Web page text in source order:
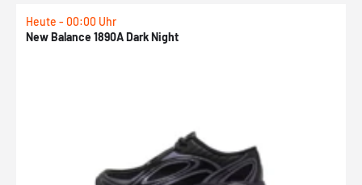
Heute - 00:00 Uhr
New Balance 1890A Dark Night